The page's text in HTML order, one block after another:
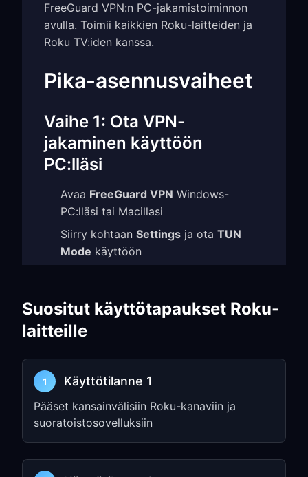
FreeGuard VPN:n PC-jakamistoiminnon
avulla. Toimii kaikkien Roku-laitteiden ja
Roku TV:iden kanssa.
Pika-asennusvaiheet
Vaihe 1: Ota VPN-
jakaminen käyttöön
PC:lläsi
Avaa FreeGuard VPN Windows-
PC:lläsi tai Macillasi
Siirry kohtaan Settings ja ota TUN
Mode käyttöön
(esim.
192.168.1.5:7890 )
verkkoyhteyden asetukset
Roku-aloitusnäytössä paina
kaukosäätimenHome button
Siirry kohtaanSettings→Network
Suositut käyttötapaukset Roku-
laitteille
1 Käyttötilanne 1
Pääset kansainvälisiin Roku-kanaviin ja
suoratoistosovelluksiin